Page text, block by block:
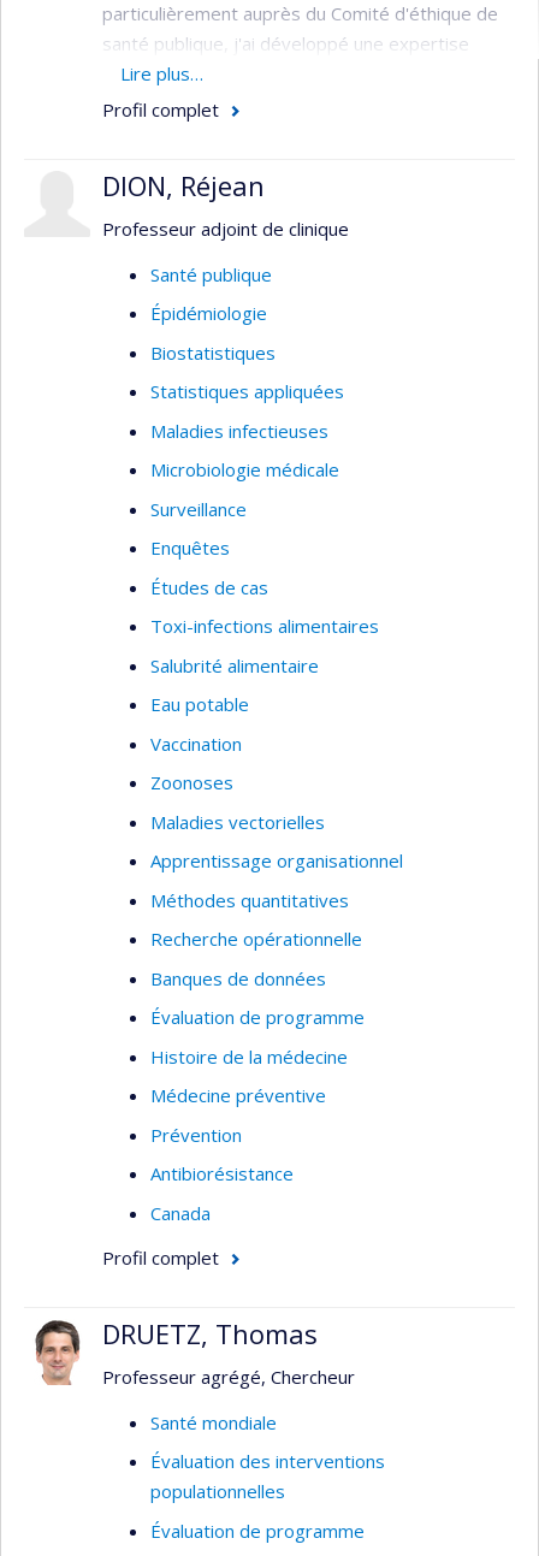
particulièrement auprès du Comité d'éthique de
santé publique, j'ai développé une expertise
large en éthique appliquée à un grand nombre de
ses sous-domaines. L'objectif principale de mes
interventions ou travaux, notamment en
surveillance, en gestion des risques, en réduction
dépistage prénatal ou néo-natal.
Lire plus…
Profil complet
DION, Réjean
Professeur adjoint de clinique
Santé publique
Épidémiologie
Biostatistiques
Statistiques appliquées
Maladies infectieuses
Microbiologie médicale
Surveillance
Enquêtes
Études de cas
Toxi-infections alimentaires
Salubrité alimentaire
Eau potable
Vaccination
Zoonoses
Maladies vectorielles
Apprentissage organisationnel
Méthodes quantitatives
Recherche opérationnelle
Banques de données
Évaluation de programme
Histoire de la médecine
Médecine préventive
Prévention
Antibiorésistance
Canada
Profil complet
DRUETZ, Thomas
Professeur agrégé, Chercheur
Santé mondiale
Évaluation des interventions
populationnelles
Évaluation de programme